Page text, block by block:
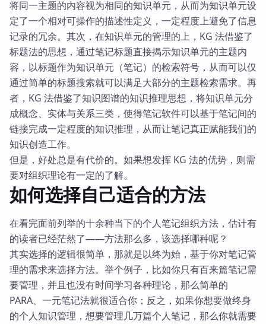
将同一主题的内容视为相同的知识单元，从而为知识单元设
定了一个相对可操作的描述性定义，一定程度上避免了信息
记录的冗余。其次，在知识单元的管理的上，KG 法借鉴了
标题法的思想，通过笔记标题直接揭示知识单元的主题内
容，以标题作为知识单元（笔记）的检索符号，从而可以仅
通过简单的标题搜索就可以满足大部分的主题检索需求。再
者，KG 法借鉴了知识图谱的知识推理思想，将知识单元分
成概念、实体与关系三类，使得笔记软件可以基于笔记间的
链接完成一定程度的知识推理，从而让笔记真正赋能我们的
知识创造工作。
但是，好处总是有代价的。如果想发挥 KG 法的优势，则需
要对组织理论有一定的了解。
如何选择自己适合的方法
在看完面前列举的十余种当下的个人笔记组织方法，估计有
的读者已经茫然了——方法那么多，该选择哪种呢？
其实选择的逻辑很简单，那就是以终为始，基于你对笔记管
理的需求来选择方法。举个例子，比如你只有百来篇笔记需
要管理，并且也没有时间学习各种理论，那么简单的
PARA、一元笔记法就很适合你；反之，如果你想要做终身
的个人知识管理，想要管理几万篇个人笔记，那么你就需要